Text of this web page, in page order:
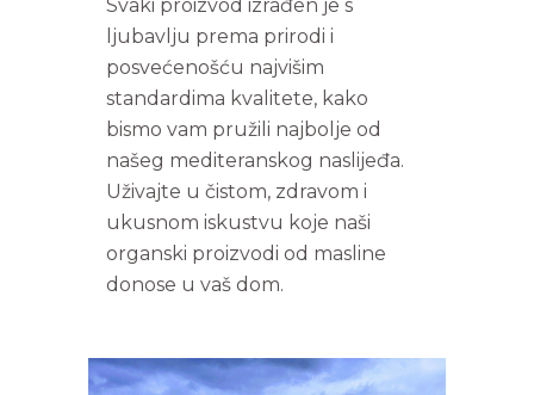
Svaki proizvod izrađen je s
ljubavlju prema prirodi i
posvećenošću najvišim
standardima kvalitete, kako
bismo vam pružili najbolje od
našeg mediteranskog naslijeđa.
Uživajte u čistom, zdravom i
ukusnom iskustvu koje naši
organski proizvodi od masline
donose u vaš dom.